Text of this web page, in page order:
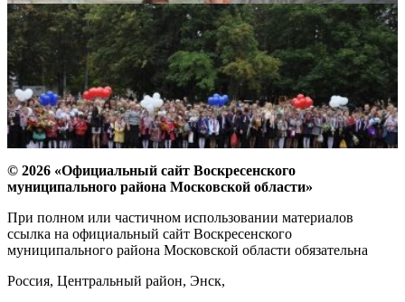
© 2026 «Официальный сайт Воскресенского
муниципального района Московской области»
При полном или частичном использовании материалов
ссылка на официальный сайт Воскресенского
муниципального района Московской области обязательна
Россия, Центральный район, Энск,